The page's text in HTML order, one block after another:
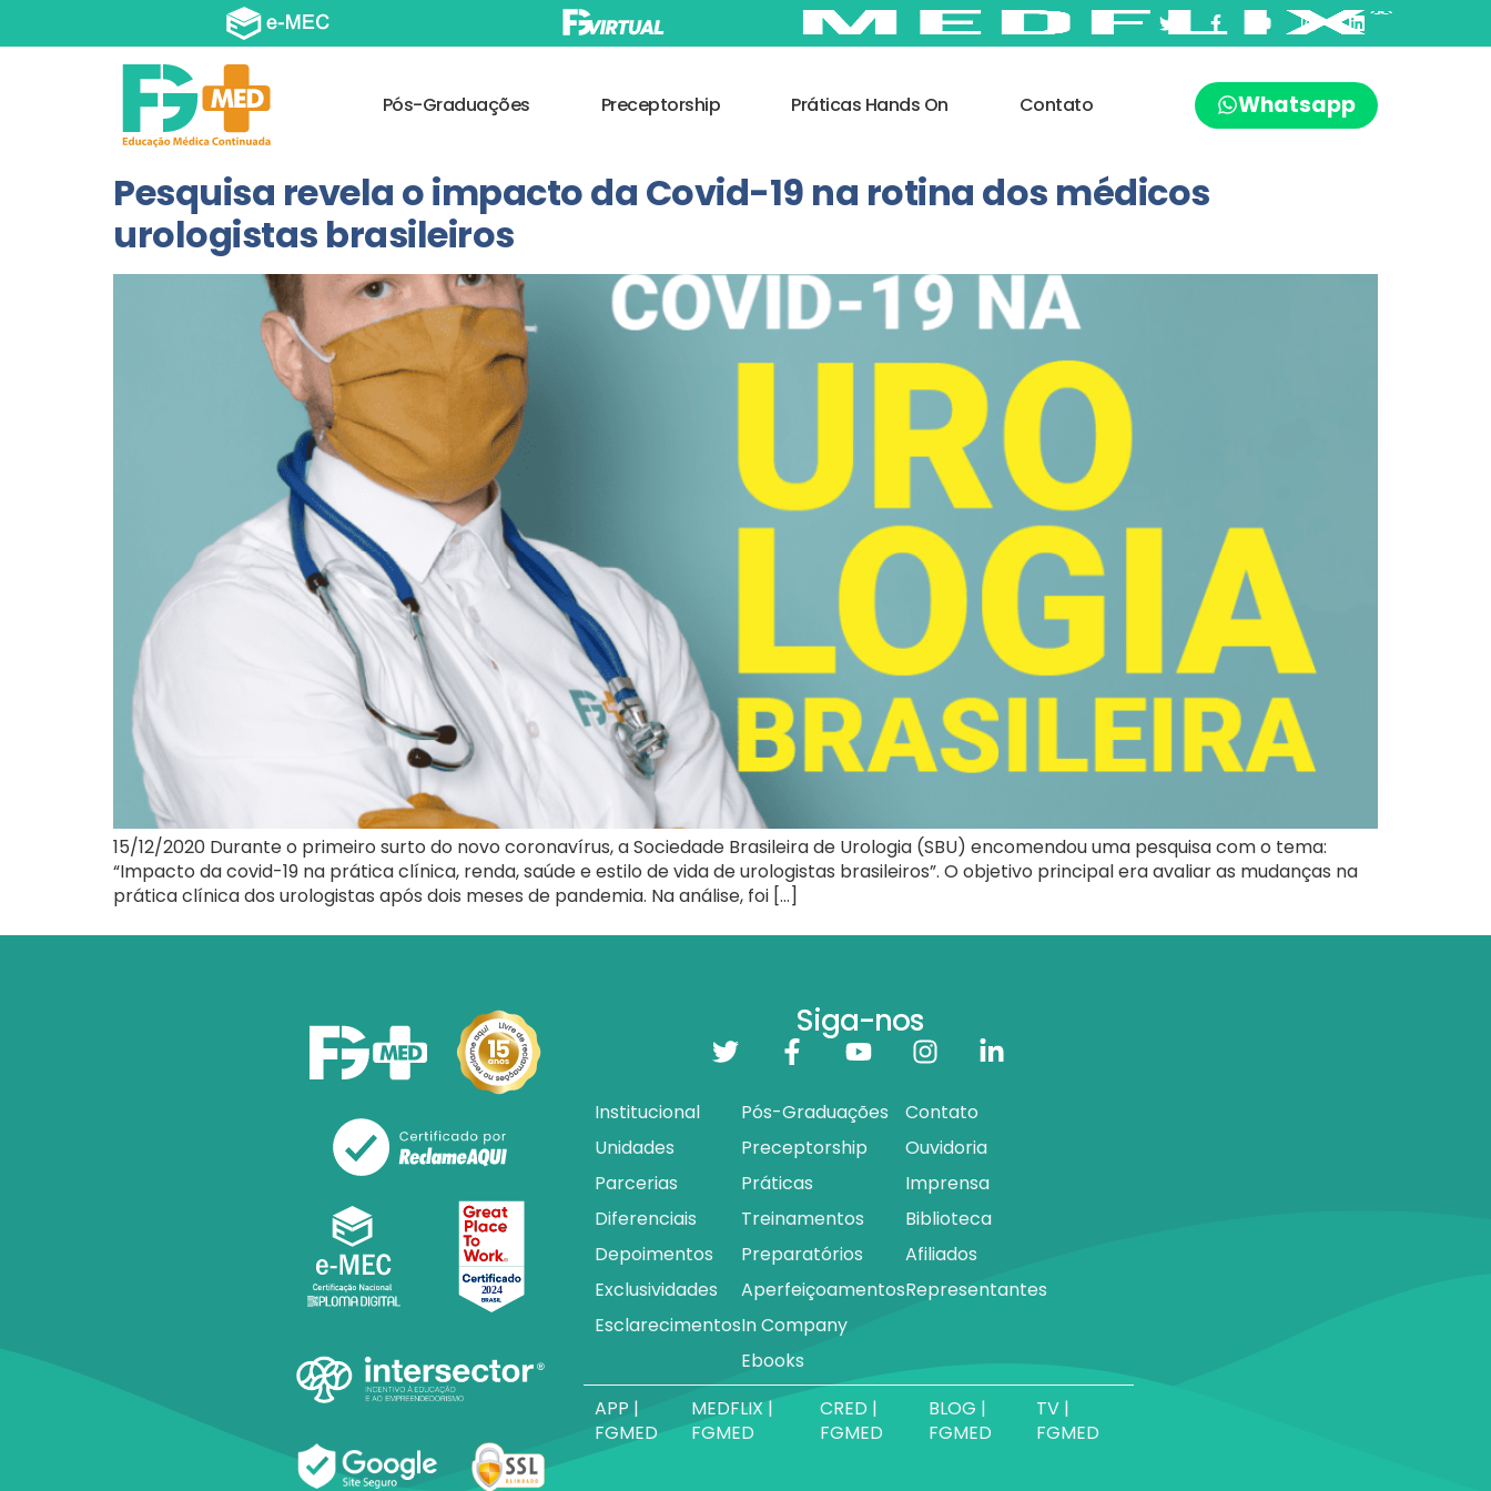
Pós-Graduações Preceptorship Práticas Hands On Contato Whatsapp
Pesquisa revela o impacto da Covid-19 na rotina dos médicos
urologistas brasileiros
15/12/2020 Durante o primeiro surto do novo coronavírus, a Sociedade Brasileira de Urologia (SBU) encomendou uma pesquisa com o tema:
“Impacto da covid-19 na prática clínica, renda, saúde e estilo de vida de urologistas brasileiros”. O objetivo principal era avaliar as mudanças na
prática clínica dos urologistas após dois meses de pandemia. Na análise, foi […]
Siga-nos
Institucional
Unidades
Parcerias
Diferenciais
Depoimentos
Exclusividades
Esclarecimentos
Pós-Graduações
Preceptorship
Práticas
Treinamentos
Preparatórios
Aperfeiçoamentos
In Company
Ebooks
Contato
Ouvidoria
Imprensa
Biblioteca
Afiliados
Representantes
APP |
FGMED
MEDFLIX |
FGMED
CRED |
FGMED
BLOG |
FGMED
TV |
FGMED